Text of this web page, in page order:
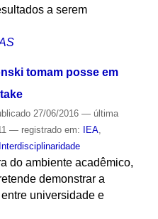
a serem
tomam posse em
27/06/2016 — última
— registrado em: IEA,
Interdisciplinaridade
do ambiente acadêmico,
demonstrar a
universidade e